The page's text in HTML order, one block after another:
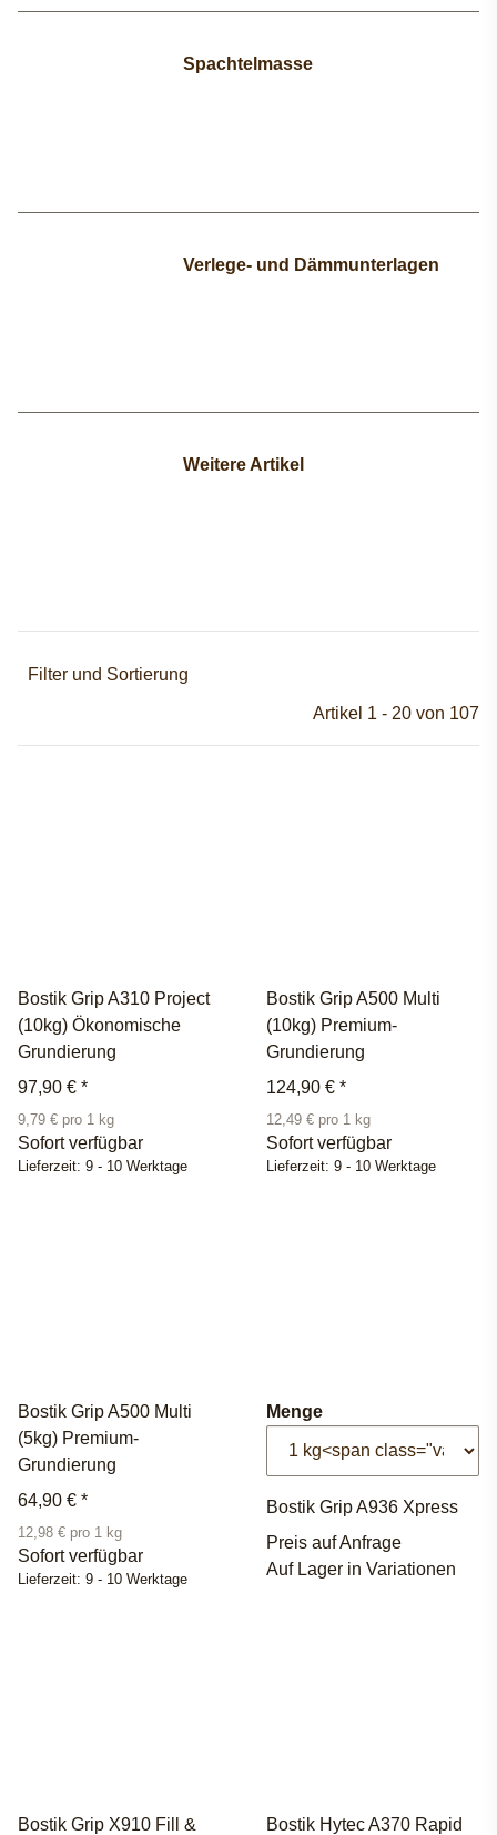
Spachtelmasse
Verlege- und Dämmunterlagen
Weitere Artikel
Filter und Sortierung
Artikel 1 - 20 von 107
Bostik Grip A310 Project
(10kg) Ökonomische
Grundierung
97,90 € *
9,79 € pro 1 kg
Sofort verfügbar
Lieferzeit: 9 - 10 Werktage
Bostik Grip A500 Multi
(10kg) Premium-
Grundierung
124,90 € *
12,49 € pro 1 kg
Sofort verfügbar
Lieferzeit: 9 - 10 Werktage
Bostik Grip A500 Multi
(5kg) Premium-
Grundierung
64,90 € *
12,98 € pro 1 kg
Sofort verfügbar
Lieferzeit: 9 - 10 Werktage
Menge
Bostik Grip A936 Xpress
Preis auf Anfrage
Auf Lager in Variationen
Bostik Grip X910 Fill & Bostik Hytec A370 Rapid